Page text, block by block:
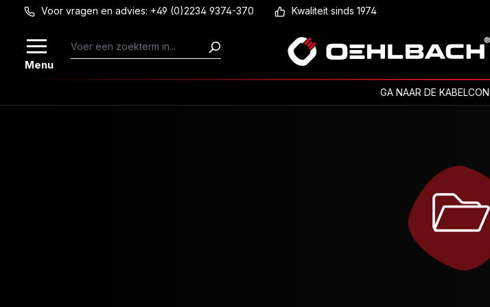
Ga naar de hoofdinhoud
Voor vragen en advies: +49 (0)2234 9374-370 Kwaliteit sinds 1974
Menu
GA NAAR DE